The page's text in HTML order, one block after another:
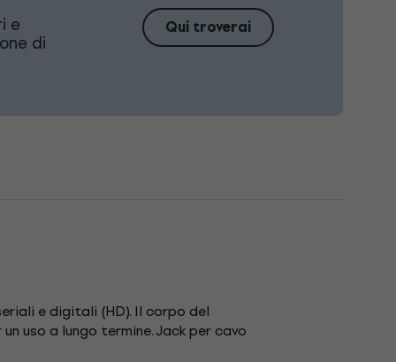
e
di
Qui troverai
e digitali (HD). Il corpo del
uso a lungo termine. Jack per cavo